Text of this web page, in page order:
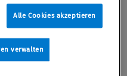
welche Sanktionen
Alle Cookies akzeptieren
verwalten